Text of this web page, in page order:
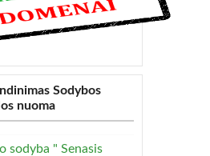
Sodybos
nuoma
sodyba " Senasis